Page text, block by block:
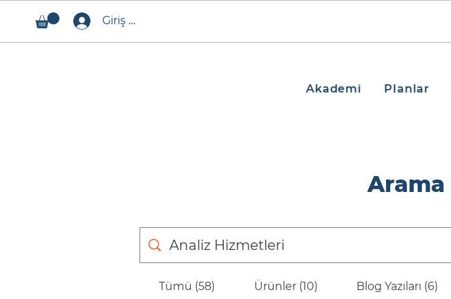
Giriş Yap
Akademi Planlar
Arama
Tümü (58) Ürünler (10) Blog Yazıları (6)